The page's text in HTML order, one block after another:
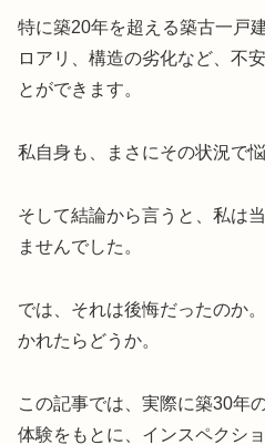
特に築20年を超える築古一戸
ロアリ、構造の劣化など、不
とができます。
私自身も、まさにその状況で悩
そして結論から言うと、私は
ませんでした。
では、それは後悔だったのか
かれたらどうか。
この記事では、実際に築30年
体験をもとに、インスペクシ